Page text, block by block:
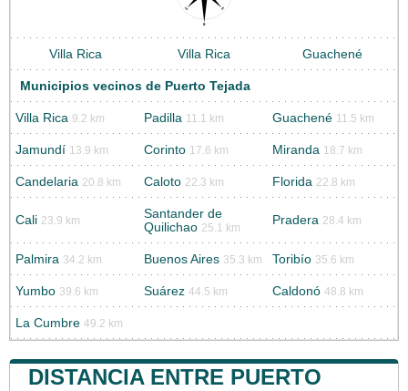
Villa Rica Villa Rica Guachené
Municipios vecinos de Puerto Tejada
Villa Rica 9.2 km Padilla 11.1 km Guachené 11.5 km
Jamundí 13.9 km Corinto 17.6 km Miranda 18.7 km
Candelaria 20.8 km Caloto 22.3 km Florida 22.8 km
Cali 23.9 km
Santander de
Quilichao 25.1 km
Pradera 28.4 km
Palmira 34.2 km Buenos Aires 35.3 km Toribío 35.6 km
Yumbo 39.6 km Suárez 44.5 km Caldonó 48.8 km
La Cumbre 49.2 km
DISTANCIA ENTRE PUERTO